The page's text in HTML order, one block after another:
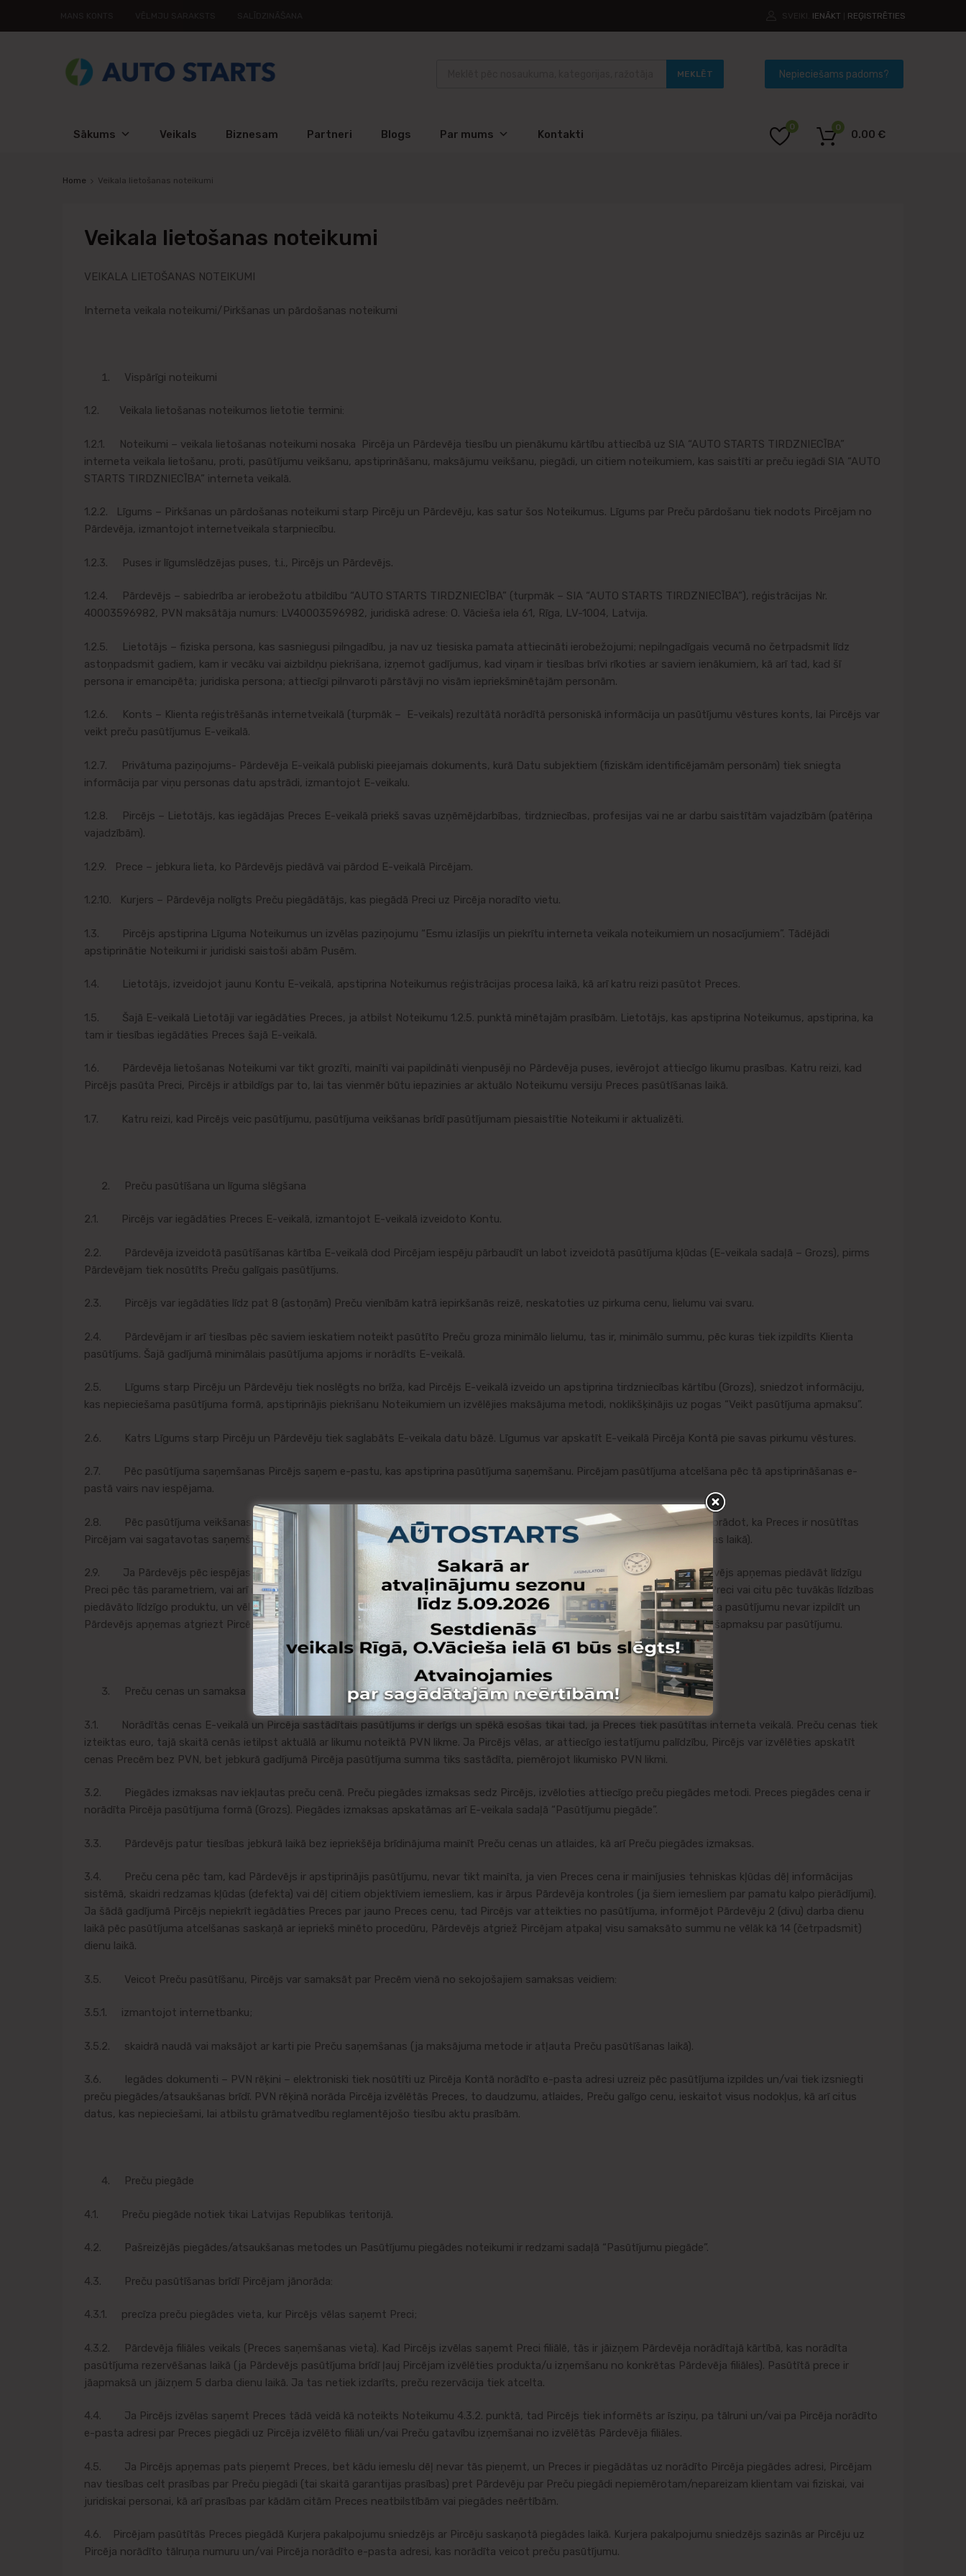
IENĀKT REĢISTRĒTIES
MEKLĒT
Sākums Veikals Biznesam Partneri Blogs Par mums Kontakti
0
0.00 €
0
Home Veikala lietošanas noteikumi
Veikala lietošanas noteikumi
VEIKALA LIETOŠANAS NOTEIKUMI
Interneta veikala noteikumi/Pirkšanas un pārdošanas noteikumi
Vispārīgi noteikumi
1.2. Veikala lietošanas noteikumos lietotie termini:
1.2.1. Noteikumi – veikala lietošanas noteikumi nosaka Pircēja un Pārdevēja tiesību un pienākumu kārtību attiecībā uz SIA “AUTO STARTS TIRDZNIECĪBA”
interneta veikala lietošanu, proti, pasūtījumu veikšanu, apstiprināšanu, maksājumu veikšanu, piegādi, un citiem noteikumiem, kas saistīti ar preču iegādi SIA “AUTO
STARTS TIRDZNIECĪBA” interneta veikalā.
1.2.2. Līgums – Pirkšanas un pārdošanas noteikumi starp Pircēju un Pārdevēju, kas satur šos Noteikumus. Līgums par Preču pārdošanu tiek nodots Pircējam no
Pārdevēja, izmantojot internetveikala starpniecību.
1.2.3. Puses ir līgumslēdzējas puses, t.i., Pircējs un Pārdevējs.
1.2.4. Pārdevējs – sabiedrība ar ierobežotu atbildību “AUTO STARTS TIRDZNIECĪBA” (turpmāk – SIA “AUTO STARTS TIRDZNIECĪBA”), reģistrācijas Nr.
40003596982, PVN maksātāja numurs: LV40003596982, juridiskā adrese: O. Vācieša iela 61, Rīga, LV-1004, Latvija.
1.2.5. Lietotājs – fiziska persona, kas sasniegusi pilngadību, ja nav uz tiesiska pamata attiecināti ierobežojumi; nepilngadīgais vecumā no četrpadsmit līdz
astoņpadsmit gadiem, kam ir vecāku vai aizbildņu piekrišana, izņemot gadījumus, kad viņam ir tiesības brīvi rīkoties ar saviem ienākumiem, kā arī tad, kad šī
persona ir emancipēta; juridiska persona; attiecīgi pilnvaroti pārstāvji no visām iepriekšminētajām personām.
1.2.6. Konts – Klienta reģistrēšanās internetveikalā (turpmāk – E-veikals) rezultātā norādītā personiskā informācija un pasūtījumu vēstures konts, lai Pircējs var
veikt preču pasūtījumus E-veikalā.
1.2.7. Privātuma paziņojums- Pārdevēja E-veikalā publiski pieejamais dokuments, kurā Datu subjektiem (fiziskām identificējamām personām) tiek sniegta
informācija par viņu personas datu apstrādi, izmantojot E-veikalu.
1.2.8. Pircējs – Lietotājs, kas iegādājas Preces E-veikalā priekš savas uzņēmējdarbības, tirdzniecības, profesijas vai ne ar darbu saistītām vajadzībām (patēriņa
vajadzībām).
1.2.9. Prece – jebkura lieta, ko Pārdevējs piedāvā vai pārdod E-veikalā Pircējam.
1.2.10. Kurjers – Pārdevēja nolīgts Preču piegādātājs, kas piegādā Preci uz Pircēja noradīto vietu.
1.3. Pircējs apstiprina Līguma Noteikumus un izvēlas paziņojumu “Esmu izlasījis un piekrītu interneta veikala noteikumiem un nosacījumiem”. Tādējādi
apstiprinātie Noteikumi ir juridiski saistoši abām Pusēm.
1.4. Lietotājs, izveidojot jaunu Kontu E-veikalā, apstiprina Noteikumus reģistrācijas procesa laikā, kā arī katru reizi pasūtot Preces.
1.5. Šajā E-veikalā Lietotāji var iegādāties Preces, ja atbilst Noteikumu 1.2.5. punktā minētajām prasībām. Lietotājs, kas apstiprina Noteikumus, apstiprina, ka
tam ir tiesības iegādāties Preces šajā E-veikalā.
1.6. Pārdevēja lietošanas Noteikumi var tikt grozīti, mainīti vai papildināti vienpusēji no Pārdevēja puses, ievērojot attiecīgo likumu prasības. Katru reizi, kad
Pircējs pasūta Preci, Pircējs ir atbildīgs par to, lai tas vienmēr būtu iepazinies ar aktuālo Noteikumu versiju Preces pasūtīšanas laikā.
1.7. Katru reizi, kad Pircējs veic pasūtījumu, pasūtījuma veikšanas brīdī pasūtījumam piesaistītie Noteikumi ir aktualizēti.
Preču pasūtīšana un līguma slēgšana
2.1. Pircējs var iegādāties Preces E-veikalā, izmantojot E-veikalā izveidoto Kontu.
2.2. Pārdevēja izveidotā pasūtīšanas kārtība E-veikalā dod Pircējam iespēju pārbaudīt un labot izveidotā pasūtījuma kļūdas (E-veikala sadaļā – Grozs), pirms
Pārdevējam tiek nosūtīts Preču galīgais pasūtījums.
2.3. Pircējs var iegādāties līdz pat 8 (astoņām) Preču vienībām katrā iepirkšanās reizē, neskatoties uz pirkuma cenu, lielumu vai svaru.
2.4. Pārdevējam ir arī tiesības pēc saviem ieskatiem noteikt pasūtīto Preču groza minimālo lielumu, tas ir, minimālo summu, pēc kuras tiek izpildīts Klienta
pasūtījums. Šajā gadījumā minimālais pasūtījuma apjoms ir norādīts E-veikalā.
2.5. Līgums starp Pircēju un Pārdevēju tiek noslēgts no brīža, kad Pircējs E-veikalā izveido un apstiprina tirdzniecības kārtību (Grozs), sniedzot informāciju,
kas nepieciešama pasūtījuma formā, apstiprinājis piekrišanu Noteikumiem un izvēlējies maksājuma metodi, noklikšķinājis uz pogas “Veikt pasūtījuma apmaksu”.
2.6. Katrs Līgums starp Pircēju un Pārdevēju tiek saglabāts E-veikala datu bāzē. Līgumus var apskatīt E-veikalā Pircēja Kontā pie savas pirkumu vēstures.
2.7. Pēc pasūtījuma saņemšanas Pircējs saņem e-pastu, kas apstiprina pasūtījuma saņemšanu. Pircējam pasūtījuma atcelšana pēc tā apstiprināšanas e-
pastā vairs nav iespējama.
2.8. Pēc pasūtījuma veikšanas, Pārdevējs apliecina tā izpildi, nosūtot Pircējam e-pastu uz Pircēja norādīto e-pasta adresi, norādot, ka Preces ir nosūtītas
Pircējam vai sagatavotas saņemšanai veikalā (ja Pārdevējs ir atļāvis šādu piegādes veidu izvēlēties Pircējam pasūtījuma veikšanas laikā).
2.9. Ja Pārdevējs pēc iespējas un Preču pieejamības nevar piegādāt Pircējam pasūtītās Preces, ciktāl tas ir iespējams, Pārdevējs apņemas piedāvāt līdzīgu
Preci pēc tās parametriem, vai arī informē, ka pasūtījumu nevarēs izpildīt. Ja Pircējs atsakās pieņemt viņam piedāvāto analogo Preci vai citu pēc tuvākās līdzības
piedāvāto līdzīgo produktu, un vēl joprojām pēc Pircēja informēšanas pasūtījums nevar tikt izpildīts, Pārdevējs informē Pircēju, ka pasūtījumu nevar izpildīt un
Pārdevējs apņemas atgriezt Pircējam samaksāto naudu par Preci ne vēlāk kā 14 (četrpadsmit) dienu laikā, ja Pircējs ir veicis priekšapmaksu par pasūtījumu.
Preču cenas un samaksa
3.1. Norādītās cenas E-veikalā un Pircēja sastādītais pasūtījums ir derīgs un spēkā esošas tikai tad, ja Preces tiek pasūtītas interneta veikalā. Preču cenas tiek
izteiktas euro, tajā skaitā cenās ietilpst aktuālā ar likumu noteiktā PVN likme. Ja Pircējs vēlas, ar attiecīgo iestatījumu palīdzību, Pircējs var izvēlēties apskatīt
cenas Precēm bez PVN, bet jebkurā gadījumā Pircēja pasūtījuma summa tiks sastādīta, piemērojot likumisko PVN likmi.
3.2. Piegādes izmaksas nav iekļautas preču cenā. Preču piegādes izmaksas sedz Pircējs, izvēloties attiecīgo preču piegādes metodi. Preces piegādes cena ir
norādīta Pircēja pasūtījuma formā (Grozs). Piegādes izmaksas apskatāmas arī E-veikala sadaļā “Pasūtījumu piegāde”.
3.3. Pārdevējs patur tiesības jebkurā laikā bez iepriekšēja brīdinājuma mainīt Preču cenas un atlaides, kā arī Preču piegādes izmaksas.
3.4. Preču cena pēc tam, kad Pārdevējs ir apstiprinājis pasūtījumu, nevar tikt mainīta, ja vien Preces cena ir mainījusies tehniskas kļūdas dēļ informācijas
sistēmā, skaidri redzamas kļūdas (defekta) vai dēļ citiem objektīviem iemesliem, kas ir ārpus Pārdevēja kontroles (ja šiem iemesliem par pamatu kalpo pierādījumi).
Ja šādā gadījumā Pircējs nepiekrīt iegādāties Preces par jauno Preces cenu, tad Pircējs var atteikties no pasūtījuma, informējot Pārdevēju 2 (divu) darba dienu
laikā pēc pasūtījuma atcelšanas saskaņā ar iepriekš minēto procedūru, Pārdevējs atgriež Pircējam atpakaļ visu samaksāto summu ne vēlāk kā 14 (četrpadsmit)
dienu laikā.
3.5. Veicot Preču pasūtīšanu, Pircējs var samaksāt par Precēm vienā no sekojošajiem samaksas veidiem:
3.5.1. izmantojot internetbanku;
3.5.2. skaidrā naudā vai maksājot ar karti pie Preču saņemšanas (ja maksājuma metode ir atļauta Preču pasūtīšanas laikā).
3.6. Iegādes dokumenti – PVN rēķini – elektroniski tiek nosūtīti uz Pircēja Kontā norādīto e-pasta adresi uzreiz pēc pasūtījuma izpildes un/vai tiek izsniegti
preču piegādes/atsaukšanas brīdī. PVN rēķinā norāda Pircēja izvēlētās Preces, to daudzumu, atlaides, Preču galīgo cenu, ieskaitot visus nodokļus, kā arī citus
datus, kas nepieciešami, lai atbilstu grāmatvedību reglamentējošo tiesību aktu prasībām.
Preču piegāde
4.1. Preču piegāde notiek tikai Latvijas Republikas teritorijā.
4.2. Pašreizējās piegādes/atsaukšanas metodes un Pasūtījumu piegādes noteikumi ir redzami sadaļā “Pasūtījumu piegāde”.
4.3. Preču pasūtīšanas brīdī Pircējam jānorāda:
4.3.1. precīza preču piegādes vieta, kur Pircējs vēlas saņemt Preci;
4.3.2. Pārdevēja filiāles veikals (Preces saņemšanas vieta). Kad Pircējs izvēlas saņemt Preci filiālē, tās ir jāizņem Pārdevēja norādītajā kārtībā, kas norādīta
pasūtījuma rezervēšanas laikā (ja Pārdevējs pasūtījuma brīdī ļauj Pircējam izvēlēties produkta/u izņemšanu no konkrētas Pārdevēja filiāles). Pasūtītā prece ir
jāapmaksā un jāizņem 5 darba dienu laikā. Ja tas netiek izdarīts, preču rezervācija tiek atcelta.
4.4. Ja Pircējs izvēlas saņemt Preces tādā veidā kā noteikts Noteikumu 4.3.2. punktā, tad Pircējs tiek informēts ar īsziņu, pa tālruni un/vai pa Pircēja norādīto
e-pasta adresi par Preces piegādi uz Pircēja izvēlēto filiāli un/vai Preču gatavību izņemšanai no izvēlētās Pārdevēja filiāles.
4.5. Ja Pircējs apņemas pats pieņemt Preces, bet kādu iemeslu dēļ nevar tās pieņemt, un Preces ir piegādātas uz norādīto Pircēja piegādes adresi, Pircējam
nav tiesības celt prasības par Preču piegādi (tai skaitā garantijas prasības) pret Pārdevēju par Preču piegādi nepiemērotam/nepareizam klientam vai fiziskai, vai
juridiskai personai, kā arī prasības par kādām citām Preces neatbilstībām vai piegādes neērtībām.
4.6. Pircējam pasūtītās Preces piegādā Kurjera pakalpojumu sniedzējs ar Pircēju saskaņotā piegādes laikā. Kurjera pakalpojumu sniedzējs sazinās ar Pircēju uz
Pircēja norādīto tālruņa numuru un/vai Pircēja norādīto e-pasta adresi, kas norādīta veicot preču pasūtījumu.